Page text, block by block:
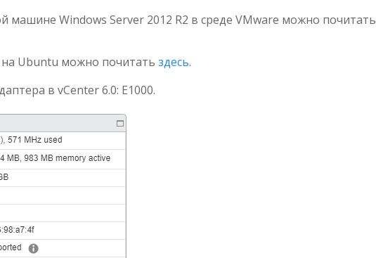
машине Windows Server 2012 R2 в среде VMware можно почитать
Ubuntu можно почитать здесь.
в vCenter 6.0: E1000.